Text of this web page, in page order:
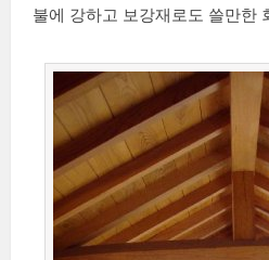
불에 강하고 보강재로도 쓸만한